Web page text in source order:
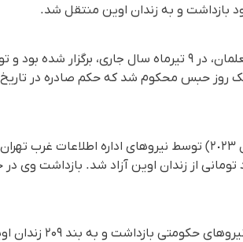
و به زندان اوین منتقل شد.
جلسه دادگاه رسیدگی به اتهامات این فعال صنفی معلمان، در ۹
محمد حبیبی پیشتر در ۱۰